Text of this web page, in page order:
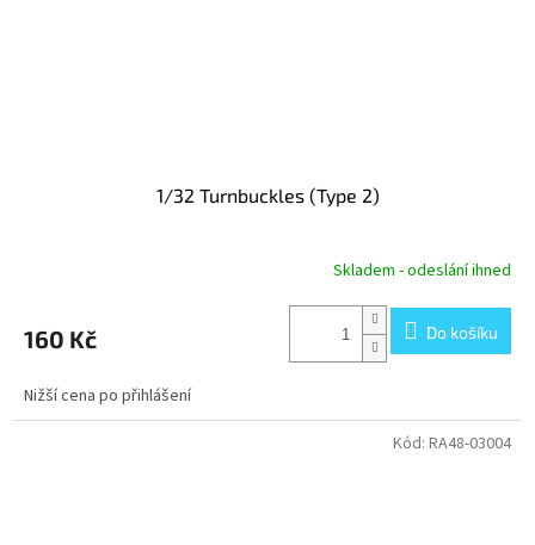
1/32 Turnbuckles (Type 2)
Skladem - odeslání ihned
160 Kč Do košíku
Nižší cena po přihlášení
Kód: RA48-03004